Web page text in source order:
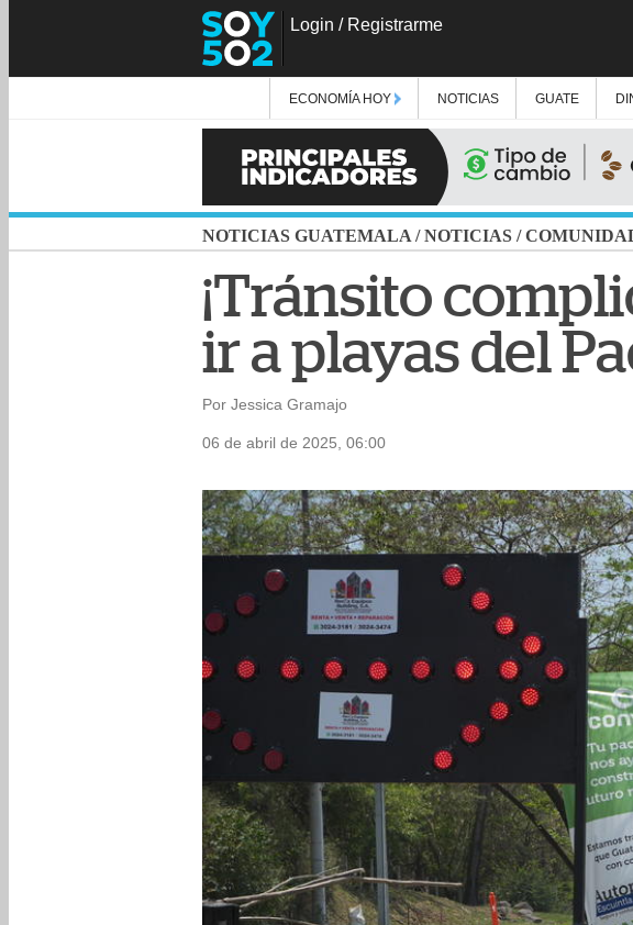
Login / Registrarme
ECONOMÍA HOY NOTICIAS GUATE
NOTICIAS GUATEMALA /NOTICIAS /
¡Tránsito
ir a playas del
Por Jessica Gramajo
06 de abril de 2025, 06:00